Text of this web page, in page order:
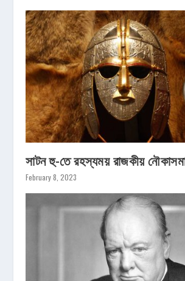
সাটন হু-তে রহস্যময় রাজকীয়
February 8, 2023